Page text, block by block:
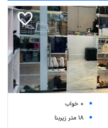
0 خواب
18 متر زیربنا